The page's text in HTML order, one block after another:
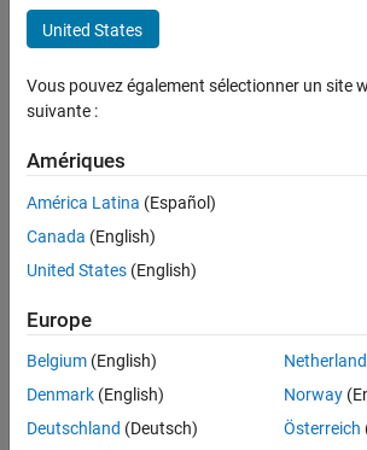
FILTRER PAR
Ventes commerciales
Ventes pour l'éducation
Ventes internes
Actuellement,
aucune
offre
d'emploi
correspondant
à vos
critères
de
recherche.
United States
Vous pouvez également sélectionner un site
suivante :
Amériques
América Latina (Español)
Canada (English)
United States (English)
Europe
Belgium (English)
Denmark (English)
Deutschland (Deutsch)
Norway
Österreich